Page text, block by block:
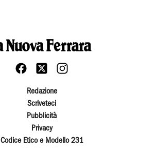
Redazione
Scriveteci
Pubblicità
Privacy
Codice Etico e Modello 231